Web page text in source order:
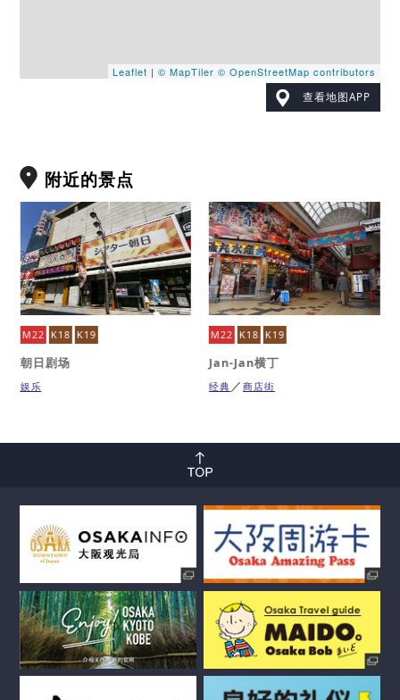
Leaflet | © MapTiler © OpenStreetMap contributors
查看地图APP
附近的景点
M22 K18 K19
朝日剧场
娱乐
M22 K18 K19
Jan-Jan横丁
经典 商店街